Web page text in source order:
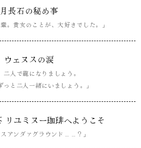
月長石の秘め事
。貴女のことが、大好きでした。」
ウェヌスの涙
二人で龍になりましょう。
っと二人一緒にいましょう。」
リユミヌー珈琲へようこそ
スアンダァグラウンド……？」